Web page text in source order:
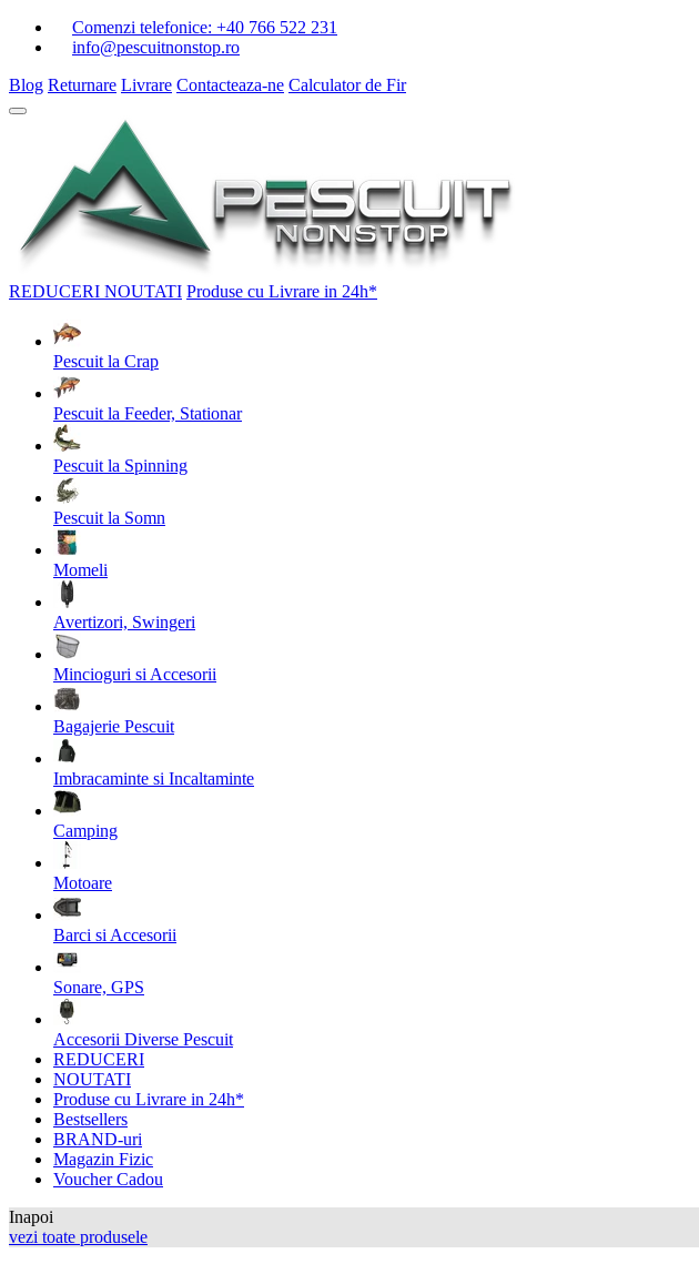
Comenzi telefonice: +40 766 522 231
info@pescuitnonstop.ro
Blog Returnare Livrare Contacteaza-ne Calculator de Fir
REDUCERI NOUTATI Produse cu Livrare in 24h*
Pescuit la Crap
Pescuit la Feeder, Stationar
Pescuit la Spinning
Pescuit la Somn
Momeli
Avertizori, Swingeri
Mincioguri si Accesorii
Bagajerie Pescuit
Imbracaminte si Incaltaminte
Camping
Motoare
Barci si Accesorii
Sonare, GPS
Accesorii Diverse Pescuit
REDUCERI
NOUTATI
Produse cu Livrare in 24h*
Bestsellers
BRAND-uri
Magazin Fizic
Voucher Cadou
Inapoi
vezi toate produsele